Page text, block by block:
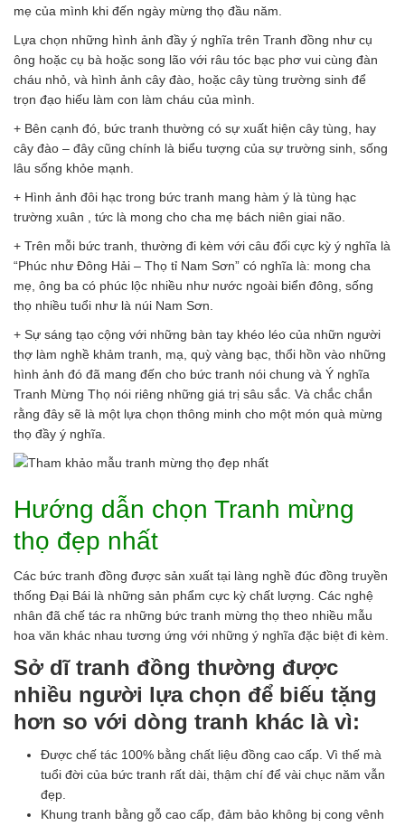
mẹ của mình khi đến ngày mừng thọ đầu năm.
Lựa chọn những hình ảnh đầy ý nghĩa trên Tranh đồng như cụ
ông hoặc cụ bà hoặc song lão với râu tóc bạc phơ vui cùng đàn
cháu nhỏ, và hình ảnh cây đào, hoặc cây tùng trường sinh để
trọn đạo hiếu làm con làm cháu của mình.
+ Bên cạnh đó, bức tranh thường có sự xuất hiện cây tùng, hay
cây đào – đây cũng chính là biểu tượng của sự trường sinh, sống
lâu sống khỏe mạnh.
+ Hình ảnh đôi hạc trong bức tranh mang hàm ý là tùng hạc
trường xuân , tức là mong cho cha mẹ bách niên giai não.
+ Trên mỗi bức tranh, thường đi kèm với câu đối cực kỳ ý nghĩa là
“Phúc như Đông Hải – Thọ tỉ Nam Sơn” có nghĩa là: mong cha
mẹ, ông ba có phúc lộc nhiều như nước ngoài biển đông, sống
thọ nhiều tuổi như là núi Nam Sơn.
+ Sự sáng tạo cộng với những bàn tay khéo léo của nhữn người
thợ làm nghề khảm tranh, mạ, quỳ vàng bạc, thổi hồn vào những
hình ảnh đó đã mang đến cho bức tranh nói chung và Ý nghĩa
Tranh Mừng Thọ nói riêng những giá trị sâu sắc. Và chắc chắn
rằng đây sẽ là một lựa chọn thông minh cho một món quà mừng
thọ đầy ý nghĩa.
Hướng dẫn chọn Tranh mừng
thọ đẹp nhất
Các bức tranh đồng được sản xuất tại làng nghề đúc đồng truyền
thống Đại Bái là những sản phẩm cực kỳ chất lượng. Các nghệ
nhân đã chế tác ra những bức tranh mừng thọ theo nhiều mẫu
hoa văn khác nhau tương ứng với những ý nghĩa đặc biệt đi kèm.
Sở dĩ tranh đồng thường được
nhiều người lựa chọn để biếu tặng
hơn so với dòng tranh khác là vì:
Được chế tác 100% bằng chất liệu đồng cao cấp. Vì thế mà
tuổi đời của bức tranh rất dài, thậm chí để vài chục năm vẫn
đẹp.
Khung tranh bằng gỗ cao cấp, đảm bảo không bị cong vênh